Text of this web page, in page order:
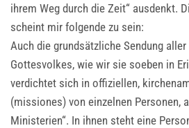
ihrem Weg durch die Zeit“ ausdenkt.
scheint mir folgende zu sein:
Auch die grundsätzliche Sendung aller
Gottesvolkes, wie wir sie soeben in
verdichtet sich in offiziellen,
(missiones) von einzelnen Personen,
Ministerien“. In ihnen steht eine